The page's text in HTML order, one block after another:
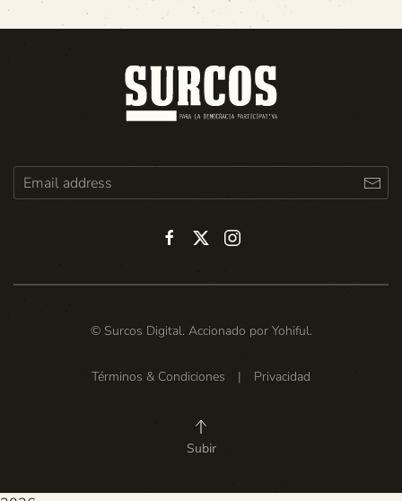
© Surcos Digital. Accionado por Yohiful.
Términos & Condiciones | Privacidad
Subir